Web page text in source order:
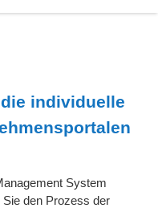
die individuelle
System
den Prozess der